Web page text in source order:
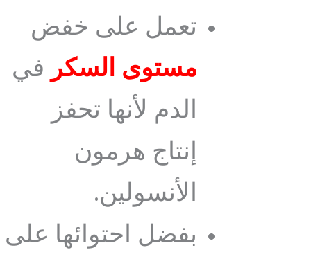
تعمل على خفض
مستوى السكر في
الدم لأنها تحفز
إنتاج هرمون
الأنسولين.
بفضل احتوائها على